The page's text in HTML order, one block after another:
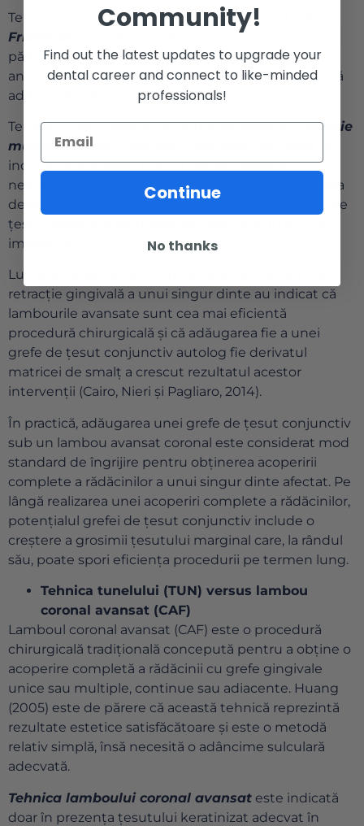
Termenul „chirurgie mucogingivală” introdus de
Friedman
include proceduri chirurgicale menite să
păstreze gingia atașată, să corecteze frenurile
anormale sau atașamentele musculare și să crească
adâncimea vestibulului.
Termenul este înlocuit în ultima perioadă cu „terapie
mucogingivală
include atât proceduri chirurgicale plastice
nechirurgicale, cât și parodontale pentru corectarea
defectelor de morfologie, poziție și/sau cantitatea de
țesut moale și suport osos de bază pentru dinți și
implanturi.
Lucrările recente cu privire la tratamentul pentru
retracție gingivală a unui singur dinte au indicat că
lambourile avansate sunt cea mai eficientă
procedură chirurgicală și că adăugarea fie a unei
grefe de țesut conjunctiv autolog fie derivatul
matricei de smalț a crescut rezultatul acestor
intervenții (Cairo, Nieri și Pagliaro, 2014).
În practică, adăugarea unei grefe de țesut conjunctiv
sub un lambou avansat coronal este considerat mod
standard de îngrijire pentru obținerea acoperirii
complete a rădăcinilor a unui singur dinte afectat. Pe
lângă realizarea unei acoperiri complete a rădăcinilor,
potențialul grefei de țesut conjunctiv include o
creștere a grosimii țesutului marginal care, la rândul
său, poate spori eficiența procedurii pe termen lung.
Tehnica tunelului (TUN) versus lambou
coronal avansat (CAF)
Lamboul coronal avansat (CAF) este o procedură
chirurgicală tradițională concepută pentru a obține o
acoperire completă a rădăcinii cu grefe gingivale
unice sau multiple, continue sau adiacente. Huang
(2005) este de părere că această tehnică reprezintă
rezultate estetice satisfăcătoare și este o metodă
relativ simplă, însă necesită o adâncime sulculară
adecvată.
Tehnica lamboului coronal avansat este indicată
doar în prezența țesutului keratinizat adecvat în
Community!
Find out the latest updates to upgrade your
dental career and connect to like-minded
professionals!
Continue
No thanks